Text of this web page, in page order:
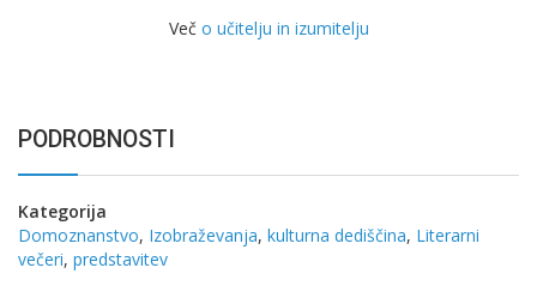
Več o učitelju in izumitelju
PODROBNOSTI
Kategorija
Domoznanstvo, Izobraževanja, kulturna dediščina, Literarni
večeri, predstavitev